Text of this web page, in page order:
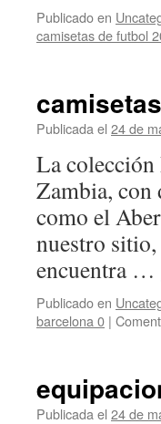
Publicado en
camisetas de futbol
Publicada el 24 de
La colección
Zambia, con
como el
nuestro
encuentra …
Publicado en
barcelona 0 |
Publicada el 24 de